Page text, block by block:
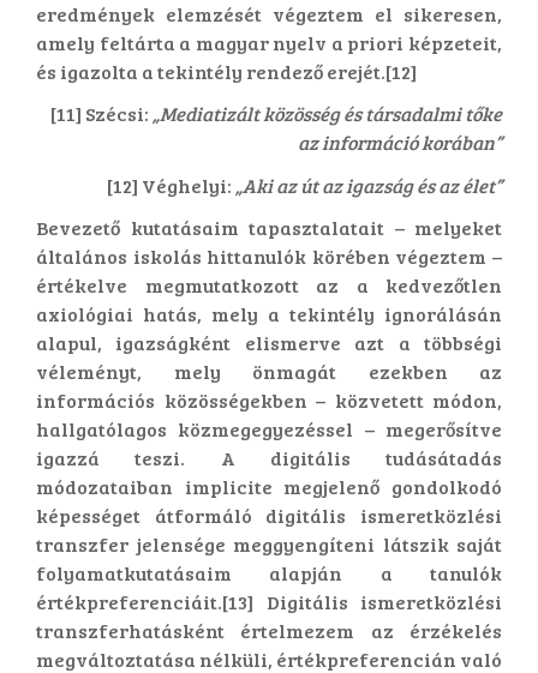
eredmények elemzését végeztem el sikeresen,
amely feltárta a magyar nyelv a priori képzeteit,
és igazolta a tekintély rendező erejét.[12]
[11] Szécsi: „Mediatizált közösség és társadalmi tőke
az információ korában”
[12] Véghelyi: „Aki az út az igazság és az élet”
Bevezető kutatásaim tapasztalatait – melyeket
általános iskolás hittanulók körében végeztem –
értékelve megmutatkozott az a kedvezőtlen
axiológiai hatás, mely a tekintély ignorálásán
alapul, igazságként elismerve azt a többségi
véleményt, mely önmagát ezekben az
információs közösségekben – közvetett módon,
hallgatólagos közmegegyezéssel – megerősítve
igazzá teszi. A digitális tudásátadás
módozataiban implicite megjelenő gondolkodó
képességet átformáló digitális ismeretközlési
transzfer jelensége meggyengíteni látszik saját
folyamatkutatásaim alapján a tanulók
értékpreferenciáit.[13] Digitális ismeretközlési
transzferhatásként értelmezem az érzékelés
megváltoztatása nélküli, értékpreferencián való